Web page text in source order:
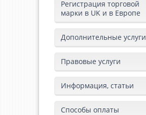
Регистрация торговой
марки в UK и в Европе
Дополнительные услуги
Правовые услуги
Информация, статьи
Способы оплаты